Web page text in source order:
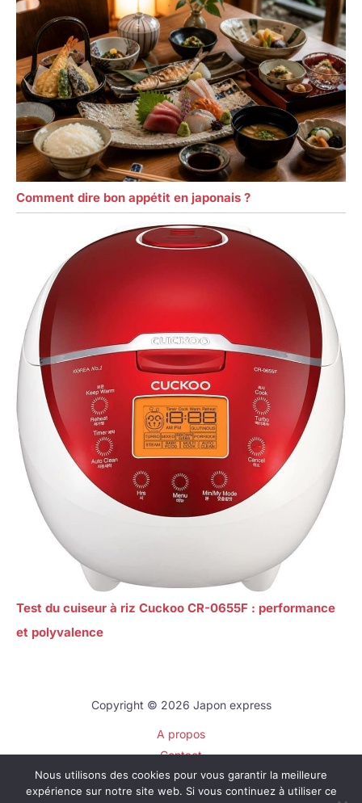
Comment dire bon appétit en japonais ?
Test du cuiseur à riz Cuckoo CR-0655F : performance
et polyvalence
Copyright © 2026 Japon express
A propos
Contact
Plan du site
Mentions légales
Nous utilisons des cookies pour vous garantir la meilleure
expérience sur notre site web. Si vous continuez à utiliser ce